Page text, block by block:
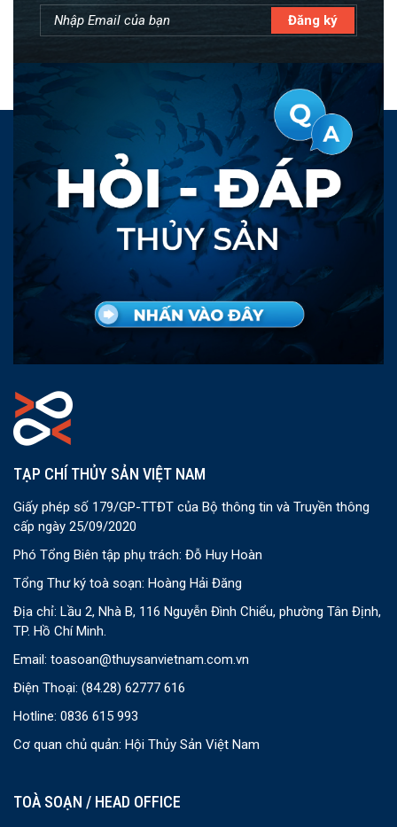
TẠP CHÍ THỦY SẢN VIỆT NAM
Giấy phép số 179/GP-TTĐT của Bộ thông tin và Truyền thông
cấp ngày 25/09/2020
Phó Tổng Biên tập phụ trách: Đỗ Huy Hoàn
Tổng Thư ký toà soạn: Hoàng Hải Đăng
Địa chỉ: Lầu 2, Nhà B, 116 Nguyễn Đình Chiểu, phường Tân Định,
TP. Hồ Chí Minh.
Email: toasoan@thuysanvietnam.com.vn
Điện Thoại: (84.28) 62777 616
Hotline: 0836 615 993
Cơ quan chủ quản: Hội Thủy Sản Việt Nam
TOÀ SOẠN / HEAD OFFICE